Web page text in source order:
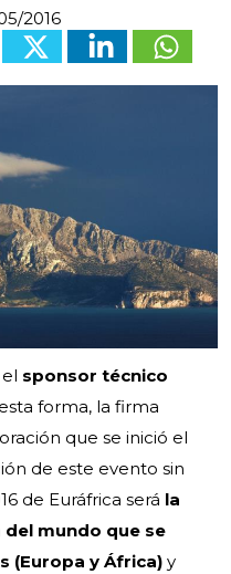
2016
sponsor técnico
forma, la firma
que se inició el
de este evento sin
de Euráfrica será la
mundo que se
(Europa y África) y